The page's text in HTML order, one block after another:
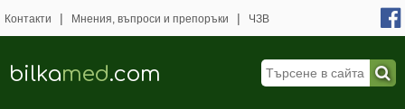
Контакти | Мнения, въпроси и препоръки | ЧЗВ
bilkamed.com